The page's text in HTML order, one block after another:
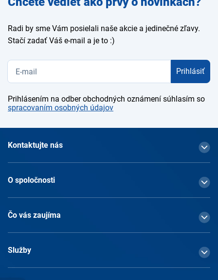
e-mail
Radi by sme Vám posielali naše akcie a jedinečné zľavy.
Stačí zadať Váš e-mail a je to :)
Prihlásiť
Prihlásením na odber obchodných oznámení súhlasím so
spracovaním osobných údajov
Kontaktujte nás
O spoločnosti
Čo vás zaujíma
Služby